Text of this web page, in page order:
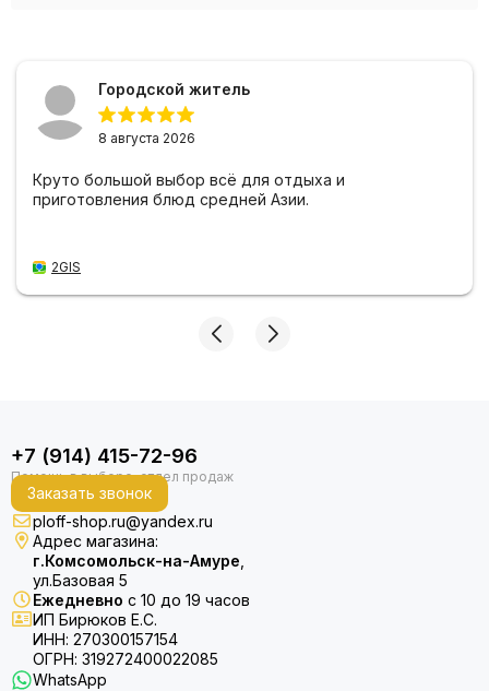
Городской житель
8 августа 2026
Круто большой выбор всё для отдыха и
приготовления блюд средней Азии.
2GIS
+7 (914) 415-72-96
Заказать звонок
ploff-shop.ru@yandex.ru
Адрес магазина:
г.Комсомольск-на-Амуре
ул.Базовая 5
Ежедневно с 10 до 19 часов
ИП Бирюков Е.С.
ИНН: 270300157154
ОГРН: 319272400022085
WhatsApp